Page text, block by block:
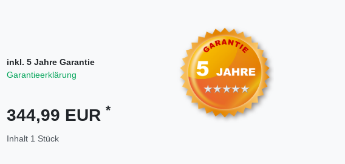
inkl. 5 Jahre Garantie
Garantieerklärung
344,99 EUR *
Inhalt 1 Stück